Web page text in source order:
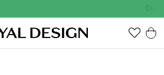
Outdoor